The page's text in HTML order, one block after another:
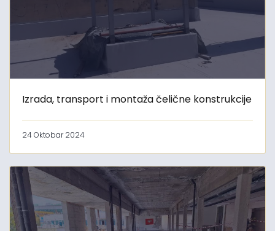
Izrada, transport i montaža čelične konstrukcije
24 Oktobar 2024